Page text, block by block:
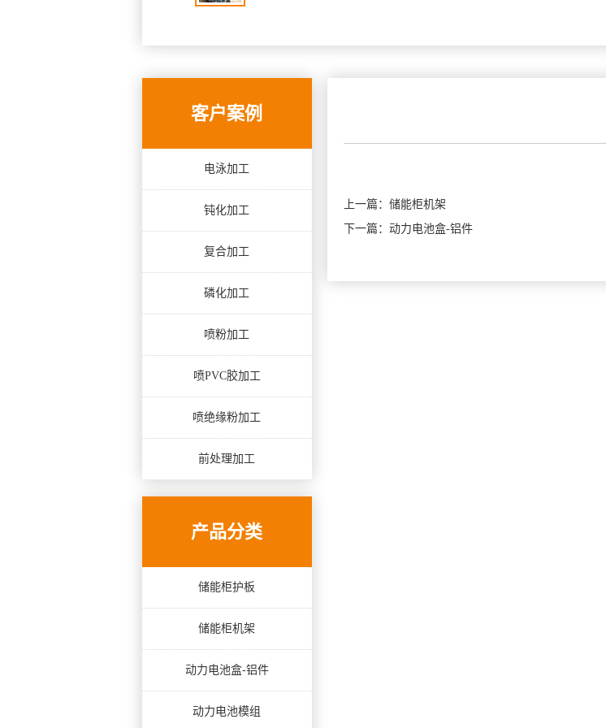
客户案例
电泳加工
钝化加工
复合加工
磷化加工
喷粉加工
喷PVC胶加工
喷绝缘粉加工
前处理加工
产品分类
储能柜护板
储能柜机架
动力电池盒-铝件
动力电池模组
上一篇：储能柜机架
下一篇：动力电池盒-铝件